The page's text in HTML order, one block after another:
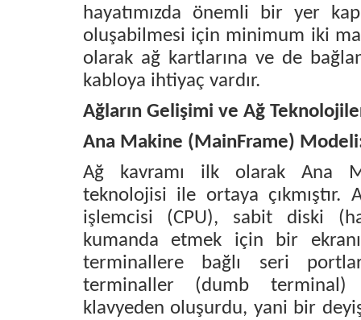
hayatımızda önemli bir yer
oluşabilmesi için minimum iki
olarak ağ kartlarına ve de
kabloya ihtiyaç vardır.
Ağların Gelişimi ve Ağ
Ana Makine (MainFrame)
Ağ kavramı ilk olarak Ana
teknolojisi ile ortaya çıkmıştır.
işlemcisi (CPU), sabit diski
kumanda etmek için bir
terminallere bağlı seri
terminaller (dumb
klavyeden oluşurdu, yani bir